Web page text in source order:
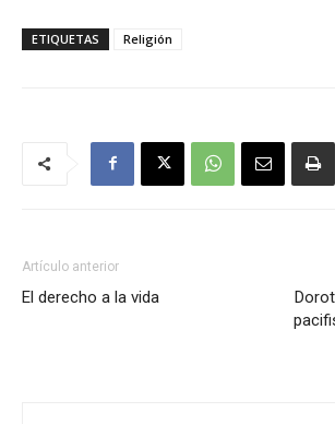
ETIQUETAS Religión
Artículo anterior
El derecho a la vida